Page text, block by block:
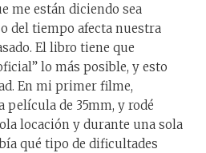
me están diciendo sea
del tiempo afecta nuestra
El libro tiene que
lo más posible, y esto
En mi primer filme,
película de 35mm, y rodé
locación y durante una sola
qué tipo de dificultades